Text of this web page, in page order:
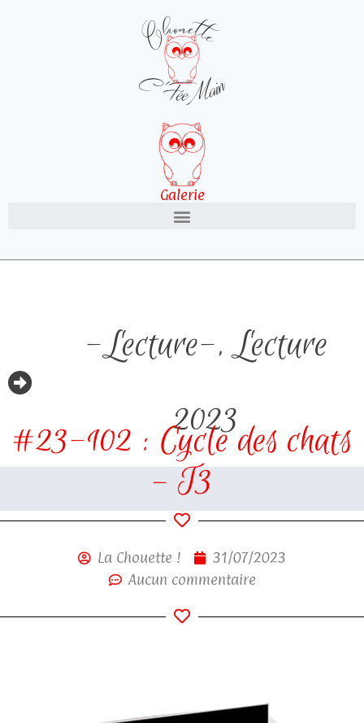
Galerie
-Lecture-,Lecture
2023
#23-102 : Cycle des chats
– T3
La Chouette !
31/07/2023
Aucun commentaire